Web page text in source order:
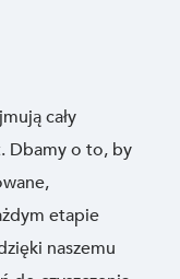
cały
Dbamy o to, by
etapie
naszemu